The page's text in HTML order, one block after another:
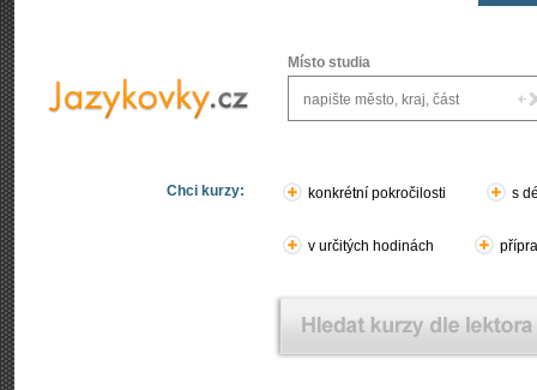
Místo studia
Chci kurzy: konkrétní pokročilosti s
v určitých hodinách